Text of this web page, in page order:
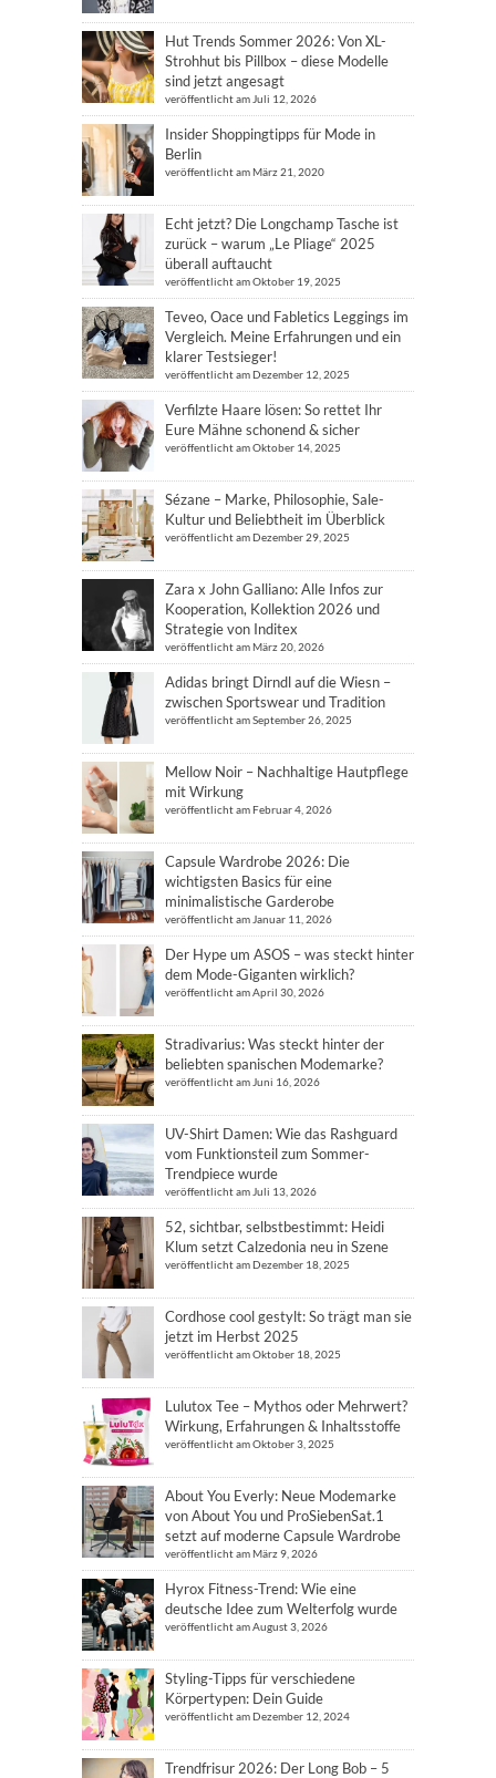
Hut Trends Sommer 2026: Von XL-
Strohhut bis Pillbox – diese Modelle
sind jetzt angesagt
veröffentlicht am Juli 12, 2026
Insider Shoppingtipps für Mode in
Berlin
veröffentlicht am März 21, 2020
Echt jetzt? Die Longchamp Tasche ist
zurück – warum „Le Pliage“ 2025
überall auftaucht
veröffentlicht am Oktober 19, 2025
Teveo, Oace und Fabletics Leggings im
Vergleich. Meine Erfahrungen und ein
klarer Testsieger!
veröffentlicht am Dezember 12, 2025
Verfilzte Haare lösen: So rettet Ihr
Eure Mähne schonend & sicher
veröffentlicht am Oktober 14, 2025
Sézane – Marke, Philosophie, Sale-
Kultur und Beliebtheit im Überblick
veröffentlicht am Dezember 29, 2025
Zara x John Galliano: Alle Infos zur
Kooperation, Kollektion 2026 und
Strategie von Inditex
veröffentlicht am März 20, 2026
Adidas bringt Dirndl auf die Wiesn –
zwischen Sportswear und Tradition
veröffentlicht am September 26, 2025
Mellow Noir – Nachhaltige Hautpflege
mit Wirkung
veröffentlicht am Februar 4, 2026
Capsule Wardrobe 2026: Die
wichtigsten Basics für eine
minimalistische Garderobe
veröffentlicht am Januar 11, 2026
Der Hype um ASOS – was steckt hinter
dem Mode-Giganten wirklich?
veröffentlicht am April 30, 2026
Stradivarius: Was steckt hinter der
beliebten spanischen Modemarke?
veröffentlicht am Juni 16, 2026
UV-Shirt Damen: Wie das Rashguard
vom Funktionsteil zum Sommer-
Trendpiece wurde
veröffentlicht am Juli 13, 2026
52, sichtbar, selbstbestimmt: Heidi
Klum setzt Calzedonia neu in Szene
veröffentlicht am Dezember 18, 2025
Cordhose cool gestylt: So trägt man sie
jetzt im Herbst 2025
veröffentlicht am Oktober 18, 2025
Lulutox Tee – Mythos oder Mehrwert?
Wirkung, Erfahrungen & Inhaltsstoffe
veröffentlicht am Oktober 3, 2025
About You Everly: Neue Modemarke
von About You und ProSiebenSat.1
setzt auf moderne Capsule Wardrobe
veröffentlicht am März 9, 2026
Hyrox Fitness-Trend: Wie eine
deutsche Idee zum Welterfolg wurde
veröffentlicht am August 3, 2026
Styling-Tipps für verschiedene
Körpertypen: Dein Guide
veröffentlicht am Dezember 12, 2024
Trendfrisur 2026: Der Long Bob – 5